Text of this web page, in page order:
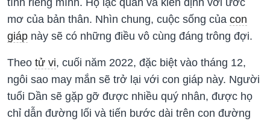
tính riêng mình. Họ lạc quan và kiên định với ước
mơ của bản thân. Nhìn chung, cuộc sống của con
giáp này sẽ có những điều vô cùng đáng trông đợi.
Theo tử vi, cuối năm 2022, đặc biệt vào tháng 12,
ngôi sao may mắn sẽ trở lại với con giáp này. Người
tuổi Dần sẽ gặp gỡ được nhiều quý nhân, được họ
chỉ dẫn đường lối và tiến bước dài trên con đường